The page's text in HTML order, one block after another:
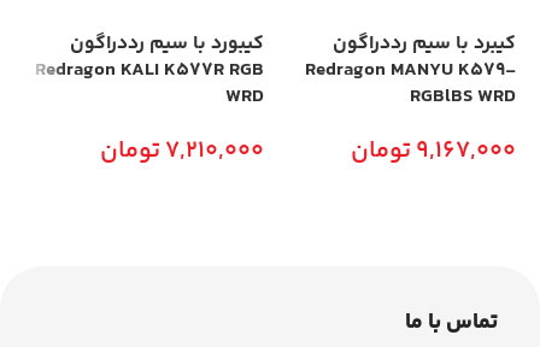
کیبرد با سیم رددراگون
Redragon MANYU K579-
RGBlBS WRD
9,167,000تومان
کیبورد با سیم رددراگون
Redragon KALI K577R RGB
WRD
7,210,000تومان
تماس با ما